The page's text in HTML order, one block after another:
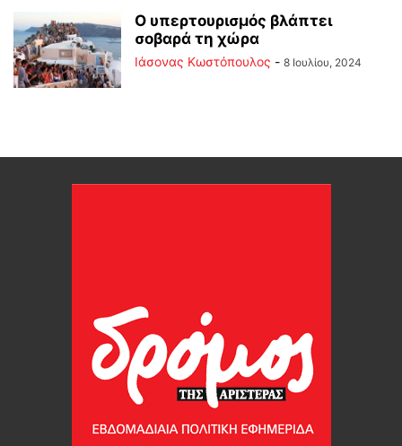
Ο υπερτουρισμός βλάπτει
σοβαρά τη χώρα
Ιάσονας Κωστόπουλος - 8 Ιουλίου, 2024